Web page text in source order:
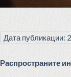
Дата публикации:
Распространите